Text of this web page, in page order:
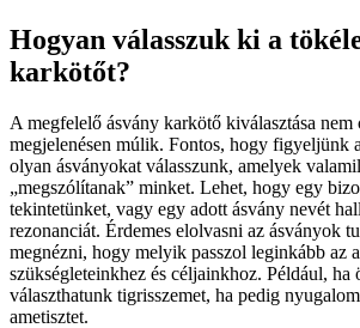
Hogyan válasszuk ki a
karkötőt?
A megfelelő ásvány karkötő kiválasztása nem
megjelenésen múlik. Fontos, hogy figyeljünk
olyan ásványokat válasszunk, amelyek
„megszólítanak” minket. Lehet, hogy egy
tekintetünket, vagy egy adott ásvány nevét
rezonanciát. Érdemes elolvasni az ásványok
megnézni, hogy melyik passzol leginkább az
szükségleteinkhez és céljainkhoz. Például,
választhatunk tigrisszemet, ha pedig
ametisztet.